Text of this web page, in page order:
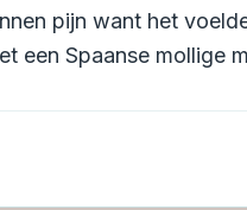
pijn want het
een Spaanse mollige